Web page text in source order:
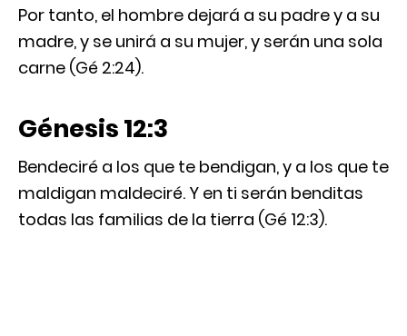
Por tanto, el hombre dejará a su padre y a su
madre, y se unirá a su mujer, y serán una sola
carne (Gé 2:24).
Génesis 12:3
Bendeciré a los que te bendigan, y a los que te
maldigan maldeciré. Y en ti serán benditas
todas las familias de la tierra (Gé 12:3).